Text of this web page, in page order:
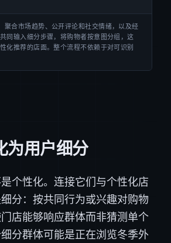
聚合市场趋势、公开评论和社交情绪，以及经
同输入细分步骤，将购物者按意图分组，这
化推荐的店面。整个流程不依赖于对可识别
为用户细分
个性化。连接它们与个性化店
分：按共同行为或兴趣对购物
店能够响应群体而非猜测单个
分群体可能是正在浏览冬季外